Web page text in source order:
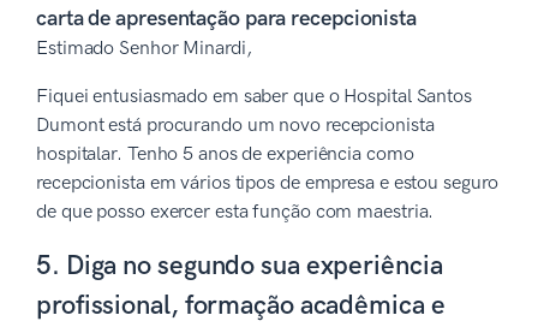
carta de apresentação para recepcionista
Estimado Senhor Minardi,
Fiquei entusiasmado em saber que o Hospital Santos
Dumont está procurando um novo recepcionista
hospitalar. Tenho 5 anos de experiência como
recepcionista em vários tipos de empresa e estou seguro
de que posso exercer esta função com maestria.
5. Diga no segundo sua experiência
profissional, formação acadêmica e